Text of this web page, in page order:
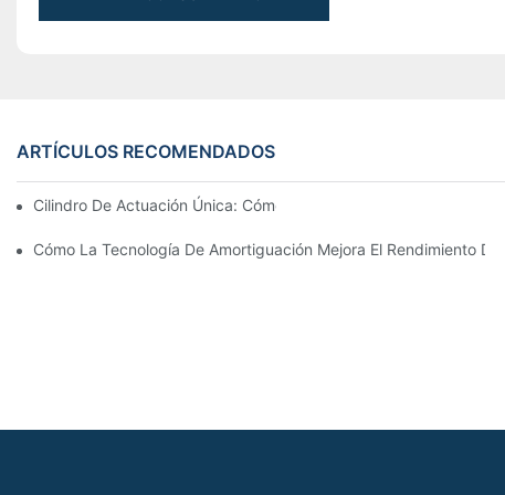
ARTÍCULOS RECOMENDADOS
Cilindro De Actuación Única: Cómo Funciona & Aplicaciones
Cómo La Tecnología De Amortiguación Mejora El Rendimiento